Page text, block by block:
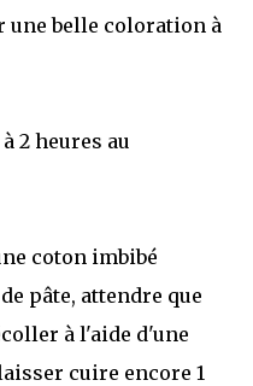
une belle coloration à
2 heures au
coton imbibé
pâte, attendre que
à l'aide d'une
cuire encore 1